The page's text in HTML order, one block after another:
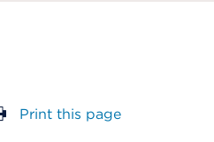
Print this page